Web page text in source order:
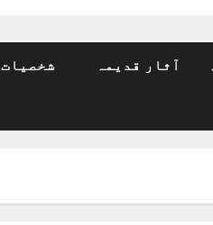
آثار قدیمہ شخصیات